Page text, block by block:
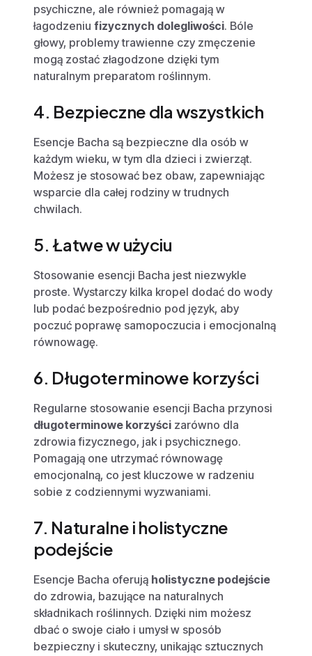
psychiczne, ale również pomagają w
łagodzeniu fizycznych dolegliwości. Bóle
głowy, problemy trawienne czy zmęczenie
mogą zostać złagodzone dzięki tym
naturalnym preparatom roślinnym.
4. Bezpieczne dla wszystkich
Esencje Bacha są bezpieczne dla osób w
każdym wieku, w tym dla dzieci i zwierząt.
Możesz je stosować bez obaw, zapewniając
wsparcie dla całej rodziny w trudnych
chwilach.
5. Łatwe w użyciu
Stosowanie esencji Bacha jest niezwykle
proste. Wystarczy kilka kropel dodać do wody
lub podać bezpośrednio pod język, aby
poczuć poprawę samopoczucia i emocjonalną
równowagę.
6. Długoterminowe korzyści
Regularne stosowanie esencji Bacha przynosi
długoterminowe korzyści zarówno dla
zdrowia fizycznego, jak i psychicznego.
Pomagają one utrzymać równowagę
emocjonalną, co jest kluczowe w radzeniu
sobie z codziennymi wyzwaniami.
7. Naturalne i holistyczne
podejście
Esencje Bacha oferują holistyczne podejście
do zdrowia, bazujące na naturalnych
składnikach roślinnych. Dzięki nim możesz
dbać o swoje ciało i umysł w sposób
bezpieczny i skuteczny, unikając sztucznych